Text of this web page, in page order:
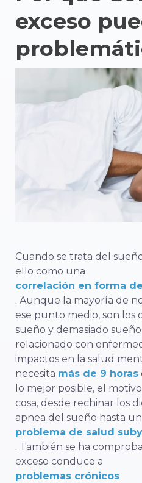
exceso
Cuando se trata del
ello como una
correlación en forma
. Aunque la mayoría de
ese punto medio, son los
sueño y demasiado
relacionado con
impactos en la salud
necesita más de 9 horas
lo mejor posible, el
cosa, desde rechinar los
apnea del sueño hasta un
problema de salud
. También se ha
exceso conduce a
problemas crónicos